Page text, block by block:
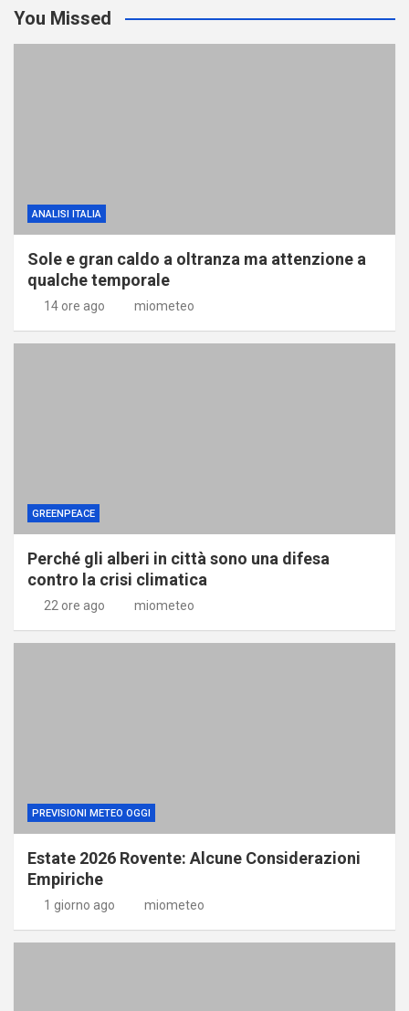
You Missed
ANALISI ITALIA
Sole e gran caldo a oltranza ma attenzione a
qualche temporale
14 ore ago miometeo
GREENPEACE
Perché gli alberi in città sono una difesa
contro la crisi climatica
22 ore ago miometeo
PREVISIONI METEO OGGI
Estate 2026 Rovente: Alcune Considerazioni
Empiriche
1 giorno ago miometeo